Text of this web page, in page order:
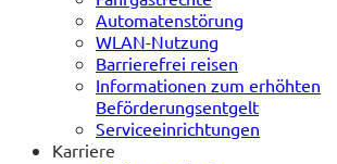
Automatenstörung
WLAN-Nutzung
Barrierefrei reisen
Informationen zum erhöhten
Beförderungsentgelt
Serviceeinrichtungen
Karriere